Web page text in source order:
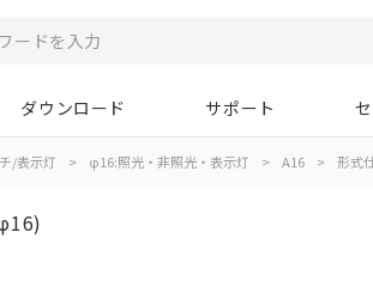
ダウンロード サポート
/表示灯 > φ16:照光・非照光・表示灯 > A16 > 形式